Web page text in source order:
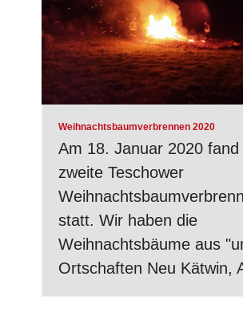
Weihnachtsbaumverbrennen 2020
Am 18. Januar 2020 fand
zweite Teschower
statt. Wir haben die
Weihnachtsbäume aus
Ortschaften Neu Kätwin,